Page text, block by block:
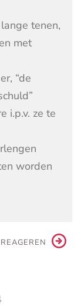
tenen,
met
“de
i.p.v. ze te
worden